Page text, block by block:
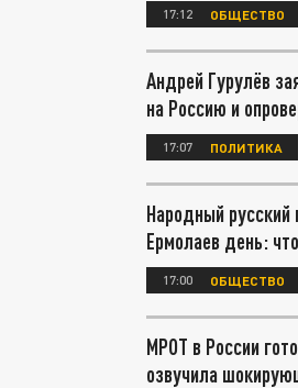
17:12 ОБЩЕСТВО
Андрей Гурулёв
на Россию и
17:07 ПОЛИТИКА
Народный русский
Ермолаев день:
17:00 ОБЩЕСТВО
МРОТ в России
озвучила